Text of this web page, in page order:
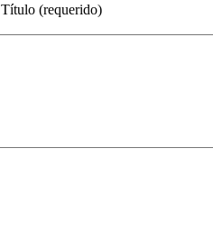
Título (requerido)